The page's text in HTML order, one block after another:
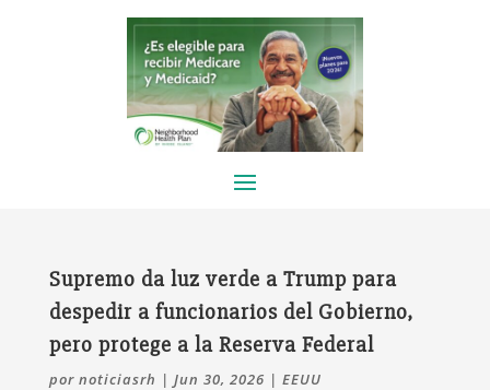
Supremo da luz verde a Trump para
despedir a funcionarios del Gobierno,
pero protege a la Reserva Federal
por noticiasrh | Jun 30, 2026 | EEUU